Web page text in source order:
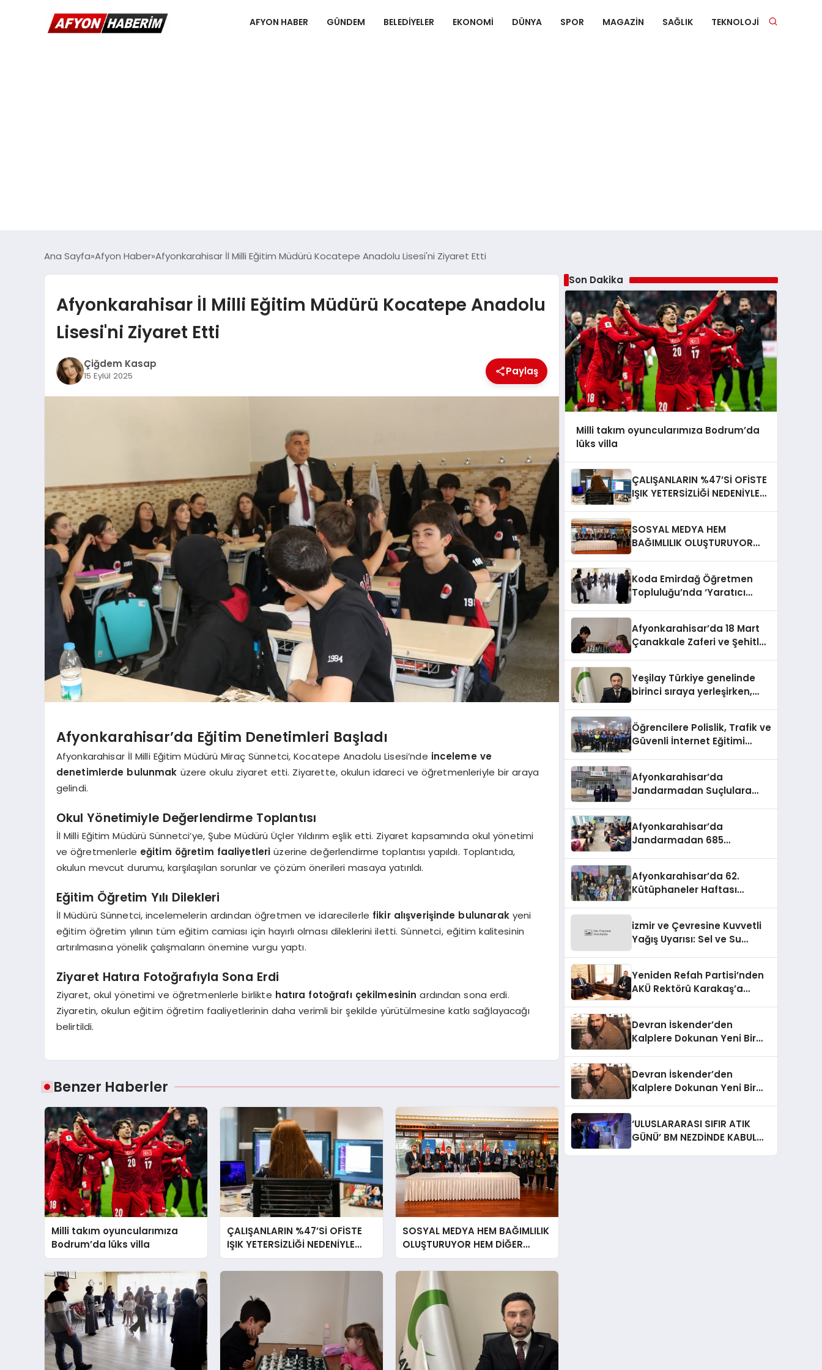
AFYON HABER GÜNDEM BELEDIYELER EKONOMI DÜNYA SPOR MAGAZIN SAĞLIK TEKNOLOJI
Ana Sayfa Afyon Haber Afyonkarahisar İl Milli Eğitim Müdürü Kocatepe Anadolu Lisesi'ni Ziyaret Etti
Afyonkarahisar İl Milli Eğitim Müdürü Kocatepe Anadolu
Lisesi'ni Ziyaret Etti
Çiğdem Kasap
15 Eylül 2025 Paylaş
Afyonkarahisar’da Eğitim Denetimleri Başladı
Afyonkarahisar İl Milli Eğitim Müdürü Miraç Sünnetci, Kocatepe Anadolu Lisesi’nde inceleme ve
denetimlerde bulunmak üzere okulu ziyaret etti. Ziyarette, okulun idareci ve öğretmenleriyle bir araya
gelindi.
Okul Yönetimiyle Değerlendirme Toplantısı
İl Milli Eğitim Müdürü Sünnetci’ye, Şube Müdürü Üçler Yıldırım eşlik etti. Ziyaret kapsamında okul yönetimi
ve öğretmenlerle eğitim öğretim faaliyetleri üzerine değerlendirme toplantısı yapıldı. Toplantıda,
okulun mevcut durumu, karşılaşılan sorunlar ve çözüm önerileri masaya yatırıldı.
Eğitim Öğretim Yılı Dilekleri
İl Müdürü Sünnetci, incelemelerin ardından öğretmen ve idarecilerle fikir alışverişinde bulunarakyeni
eğitim öğretim yılının tüm eğitim camiası için hayırlı olması dileklerini iletti. Sünnetci, eğitim kalitesinin
artırılmasına yönelik çalışmaların önemine vurgu yaptı.
Ziyaret Hatıra Fotoğrafıyla Sona Erdi
Ziyaret, okul yönetimi ve öğretmenlerle birlikte hatıra fotoğrafı çekilmesinin ardından sona erdi.
Ziyaretin, okulun eğitim öğretim faaliyetlerinin daha verimli bir şekilde yürütülmesine katkı sağlayacağı
belirtildi.
Benzer Haberler
Milli takım oyuncularımıza
Bodrum’da lüks villa
ÇALIŞANLARIN %47’Sİ OFİSTE
IŞIK YETERSİZLİĞİ NEDENİYLE
YORGUN HİSSEDİYOR
SOSYAL MEDYA HEM BAĞIMLILIK
OLUŞTURUYOR HEM DİĞER
BAĞIMLILIKLARA ZEMİN
HAZIRLIYOR”
Son Dakika
Milli takım oyuncularımıza Bodrum’da
lüks villa
ÇALIŞANLARIN %47’Sİ OFİSTE
IŞIK YETERSİZLİĞİ NEDENİYLE
SOSYAL MEDYA HEM
BAĞIMLILIK OLUŞTURUYOR
Koda Emirdağ Öğretmen
Topluluğu’nda ‘Yaratıcı
Afyonkarahisar’da 18 Mart
Çanakkale Zaferi ve Şehitleri
Yeşilay Türkiye genelinde
birinci sıraya yerleşirken,
Öğrencilere Polislik, Trafik ve
Güvenli İnternet Eğitimi
Afyonkarahisar’da
Jandarmadan Suçlulara
Afyonkarahisar’da
Jandarmadan 685
Afyonkarahisar’da 62.
Kütüphaneler Haftası
izmir ve Çevresine Kuvvetli
Yağış Uyarısı: Sel ve Su
Yeniden Refah Partisi’nden
AKÜ Rektörü Karakaş’a
Devran İskender’den
Kalplere Dokunan Yeni Bir
Devran İskender’den
Kalplere Dokunan Yeni Bir
‘ULUSLARARASI SIFIR ATIK
GÜNÜ’ BM NEZDİNDE KABUL